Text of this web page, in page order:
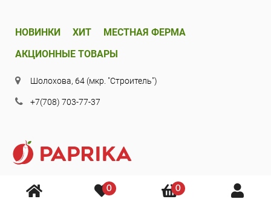
0 0
НОВИНКИ ХИТ
МЕСТНАЯ ФЕРМА
АКЦИОННЫЕ ТОВАРЫ
Шолохова, 64 (мкр. "Строитель")
+7(708) 703-77-37